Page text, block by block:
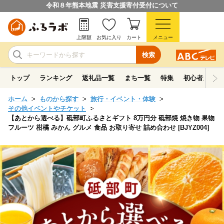
令和８年熊本地震 災害支援寄付受付について
検索
上限額 お気に入り カート メニュー
トップ ランキング 返礼品一覧 まち一覧 特集 初心者ガイド
ホーム ものから探す
旅行・イベント・体験
その他イベントやチケット
【あとから選べる】砥部町ふるさとギフト 8万円分 砥部焼 焼き物 果物
フルーツ 柑橘 みかん グルメ 食品 お取り寄せ 詰め合わせ [BJYZ004]